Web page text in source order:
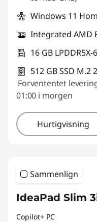
Windows 11
Integrated AMD
16 GB
512 GB SSD M.2
Forvententet
01:00 i morgen
Hurtigvisning
Sammenlign
IdeaPad Slim
Copilot+ PC